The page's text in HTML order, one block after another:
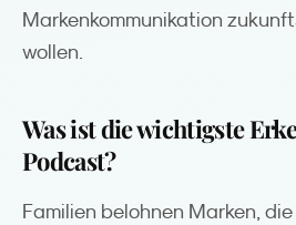
Markenkommunikation
wollen.
Was ist die wichtigste
Podcast?
Familien belohnen Marken, die